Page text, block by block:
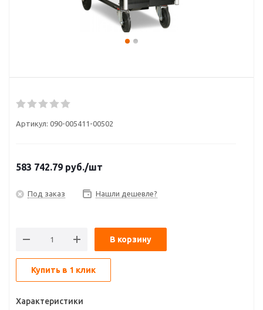
Артикул: 090-005411-00502
583 742.79 руб./шт
Под заказ Нашли дешевле?
В корзину
Купить в 1 клик
Характеристики